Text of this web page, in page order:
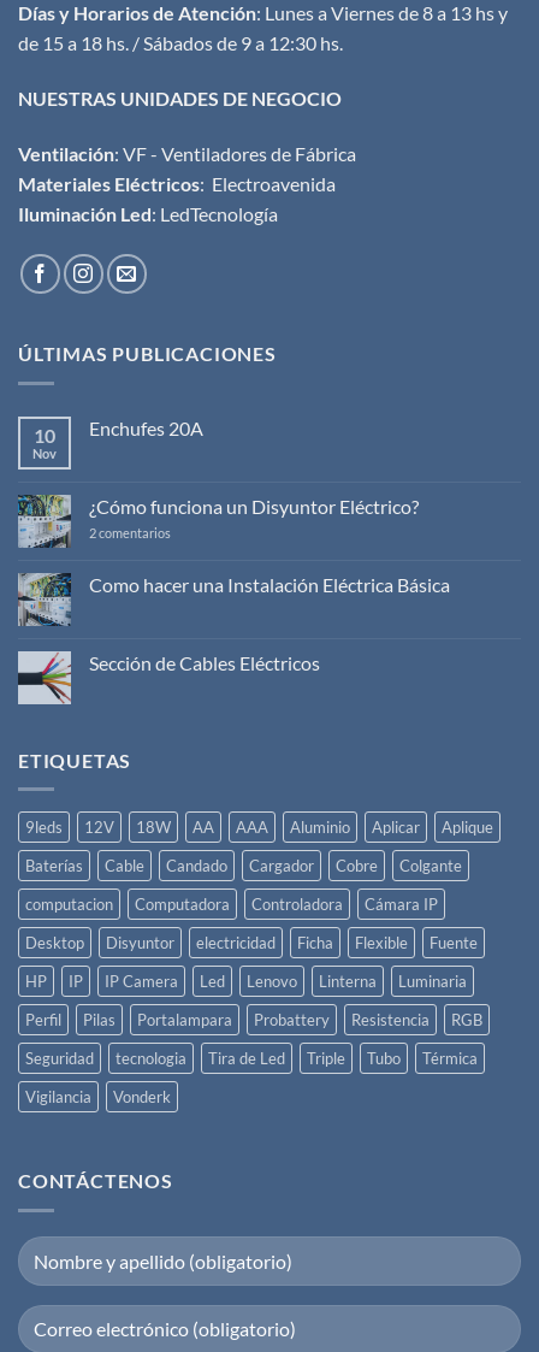
Días y Horarios de Atención: Lunes a Viernes de 8 a 13 hs y
de 15 a 18 hs. / Sábados de 9 a 12:30 hs.
NUESTRAS UNIDADES DE NEGOCIO
Ventilación: VF - Ventiladores de Fábrica
Materiales Eléctricos: Electroavenida
Iluminación Led: LedTecnología
ÚLTIMAS PUBLICACIONES
10
Nov
Enchufes 20A
en
Enchufes
20A
¿Cómo funciona un Disyuntor Eléctrico?
2 comentarios
Disyuntor
Como hacer una Instalación Eléctrica Básica
en
Como
Sección de Cables Eléctricos
de
ETIQUETAS
9leds 12V 18W AA AAA Aluminio Aplicar
Aplique
Baterías
Cable Candado Cargador Cobre
Colgante
computacion
Computadora Controladora
Cámara IP
Desktop
Disyuntor electricidad Ficha Flexible
Fuente
HP
IP IP Camera Led Lenovo Linterna
Luminaria
Perfil
Pilas Portalampara Probattery Resistencia
RGB
Seguridad
tecnologia Tira de Led Triple Tubo
Térmica
Vigilancia
Vonderk
CONTÁCTENOS